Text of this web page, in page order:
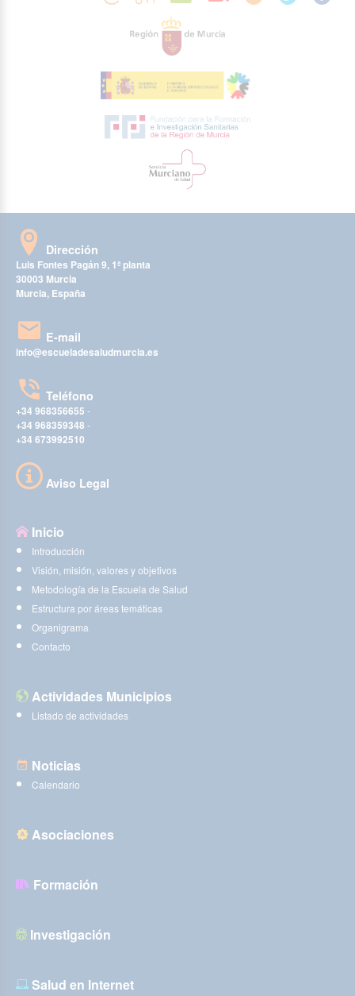
Dirección
Luis Fontes Pagán 9, 1ª planta
30003 Murcia
Murcia, España
E-mail
info@escueladesaludmurcia.es
Teléfono
+34 968356655 -
+34 968359348 -
+34 673992510
Aviso Legal
Inicio
Introducción
Visión, misión, valores y objetivos
Metodología de la Escuela de Salud
Estructura por áreas temáticas
Organigrama
Contacto
Actividades Municipios
Listado de actividades
Noticias
Calendario
Asociaciones
Formación
Investigación
Salud en Internet